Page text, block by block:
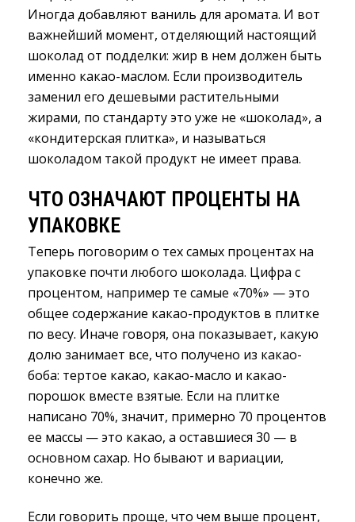
Иногда добавляют ваниль для аромата. И вот
важнейший момент, отделяющий настоящий
шоколад от подделки: жир в нем должен быть
именно какао-маслом. Если производитель
заменил его дешевыми растительными
жирами, по стандарту это уже не «шоколад», а
«кондитерская плитка», и называться
шоколадом такой продукт не имеет права.
ЧТО ОЗНАЧАЮТ ПРОЦЕНТЫ НА
УПАКОВКЕ
Теперь поговорим о тех самых процентах на
упаковке почти любого шоколада. Цифра с
процентом, например те самые «70%» — это
общее содержание какао-продуктов в плитке
по весу. Иначе говоря, она показывает, какую
долю занимает все, что получено из какао-
боба: тертое какао, какао-масло и какао-
порошок вместе взятые. Если на плитке
написано 70%, значит, примерно 70 процентов
ее массы — это какао, а оставшиеся 30 — в
основном сахар. Но бывают и вариации,
конечно же.
Если говорить проще, что чем выше процент,